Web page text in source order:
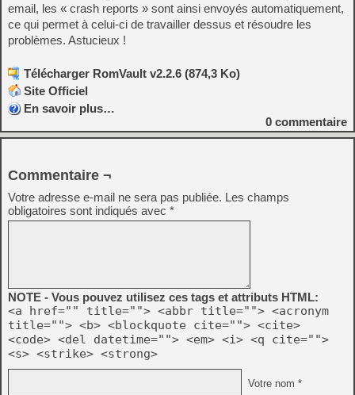
email, les « crash reports » sont ainsi envoyés automatiquement,
ce qui permet à celui-ci de travailler dessus et résoudre les
problèmes. Astucieux !
Télécharger RomVault v2.2.6 (874,3 Ko)
Site Officiel
En savoir plus…
0 commentaire
Commentaire ¬
Votre adresse e-mail ne sera pas publiée. Les champs
obligatoires sont indiqués avec *
NOTE - Vous pouvez utilisez ces tags et attributs HTML:
<a href="" title=""> <abbr title=""> <acronym
title=""> <b> <blockquote cite=""> <cite>
<code> <del datetime=""> <em> <i> <q cite="">
<s> <strike> <strong>
Votre nom *